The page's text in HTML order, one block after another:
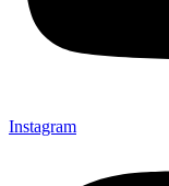
Instagram